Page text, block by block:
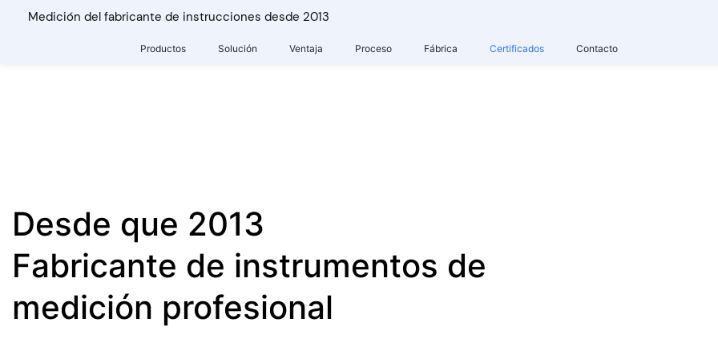
Medición del fabricante de instrucciones desde 2013
Productos Solución Ventaja Proceso Fábrica Certificados Contacto
Desde que 2013
Fabricante de instrumentos de
medición profesional